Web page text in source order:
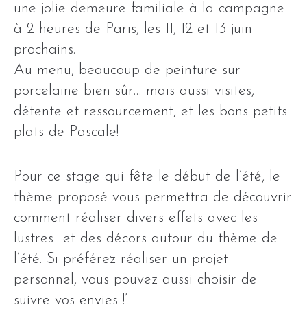
une jolie demeure familiale à la campagne
à 2 heures de Paris, les 11, 12 et 13 juin
prochains.
Au menu, beaucoup de peinture sur
porcelaine bien sûr… mais aussi visites,
détente et ressourcement, et les bons petits
plats de Pascale!
Pour ce stage qui fête le début de l’été, le
thème proposé vous permettra de découvrir
comment réaliser divers effets avec les
lustres et des décors autour du thème de
l’été. Si préférez réaliser un projet
personnel, vous pouvez aussi choisir de
suivre vos envies !’